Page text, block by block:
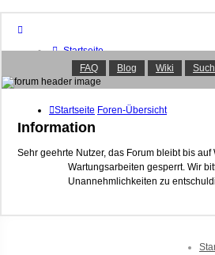
Startseite
Foren-Übersicht
FAQ
Suche
Aktive Themen
Das Team
Anmelden
FAQ Blog Wiki
Startseite Foren-Übersicht
Information
Sehr geehrte Nutzer, das Forum bleibt bis auf
Wartungsarbeiten gesperrt. Wir
Unannehmlichkeiten zu